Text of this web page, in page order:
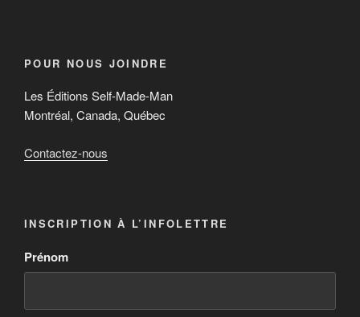
POUR NOUS JOINDRE
Les Éditions Self-Made-Man
Montréal, Canada, Québec
Contactez-nous
INSCRIPTION À L’INFOLETTRE
Prénom